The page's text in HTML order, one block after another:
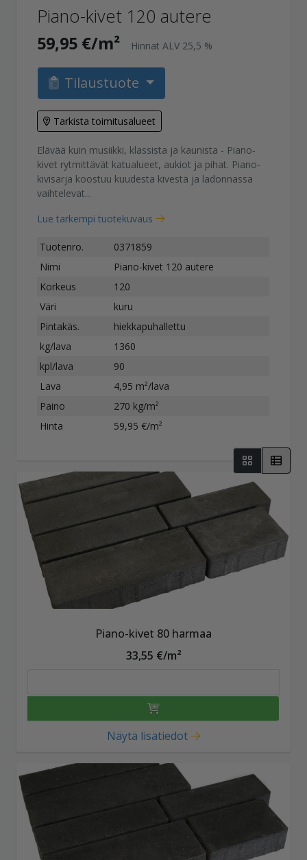
Piano-kivet 120 autere
59,95 €/m² Hinnat ALV 25,5 %
Tilaustuote
Tarkista toimitusalueet
Elävää kuin musiikki, klassista ja kaunista - Piano-
kivet rytmittävät katualueet, aukiot ja pihat. Piano-
kivisarja koostuu kuudesta kivestä ja ladonnassa
vaihtelevat...
Lue tarkempi tuotekuvaus
Tuotenro.
0371859
Nimi
Piano-kivet 120 autere
Korkeus
120
Väri
kuru
Pintakäs.
hiekkapuhallettu
kg/lava
1360
kpl/lava
90
Lava
4,95 m²/lava
Paino
270 kg/m²
Hinta
59,95 €/m²
Piano-kivet 80 harmaa
33,55 €/m²
Näytä lisätiedot